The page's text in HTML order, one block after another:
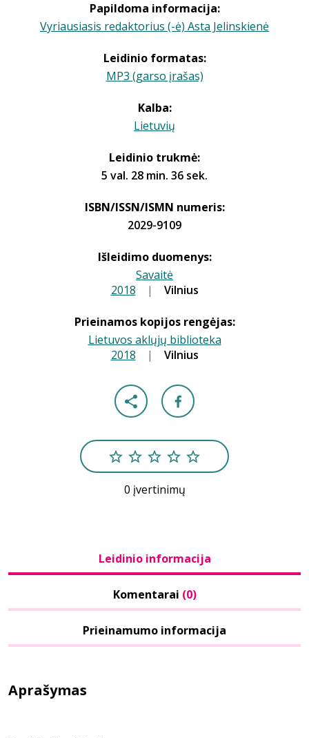
Papildoma informacija:
Vyriausiasis redaktorius (-ė) Asta Jelinskienė
Leidinio formatas:
MP3 (garso įrašas)
Kalba:
Lietuvių
Leidinio trukmė:
5 val. 28 min. 36 sek.
ISBN/ISSN/ISMN numeris:
2029-9109
Išleidimo duomenys:
Savaitė
2018 | Vilnius
Prieinamos kopijos rengėjas:
Lietuvos aklųjų biblioteka
2018 | Vilnius
0 įvertinimų
Leidinio informacija
Komentarai (0)
Prieinamumo informacija
Aprašymas